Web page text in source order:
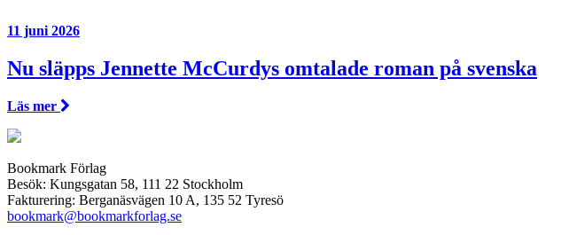
11 juni 2026
Nu släpps Jennette McCurdys omtalade roman på svenska
Läs mer
Bookmark Förlag
Besök: Kungsgatan 58, 111 22 Stockholm
Fakturering: Berganäsvägen 10 A, 135 52 Tyresö
bookmark@bookmarkforlag.se